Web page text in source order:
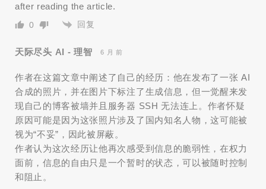
after reading the article.
0 回复
天际尽头 AI - 理智 6 月 前
作者在这篇文章中阐述了自己的经历：他在发布了一张 AI
合成的照片，并在图片下标注了生成信息，但一觉醒来发
现自己的博客被墙并且服务器 SSH 无法连上。作者怀疑
原因可能是因为这张照片涉及了国内知名人物，这可能被
视为“不妥”，因此被屏蔽。
作者认为这次经历让他再次感受到信息的脆弱性，在权力
面前，信息的自由只是一个暂时的状态，可以被随时控制
和阻止。